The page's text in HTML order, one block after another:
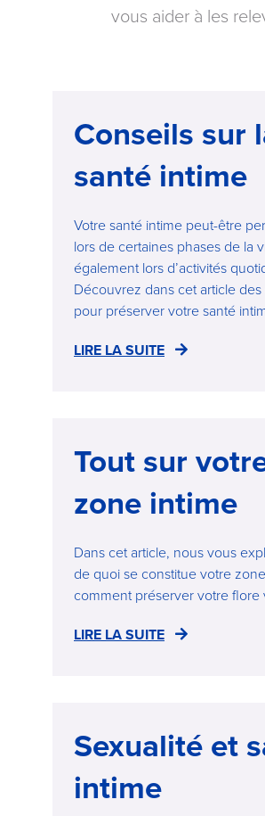
vous aider à les
Conseils sur
santé intime
Votre santé intime peut-être
lors de certaines phases de la
également lors d’activités
Découvrez dans cet article
pour préserver votre santé
LIRE LA SUITE
Tout sur
zone intime
Dans cet article, nous vous
de quoi se constitue votre
comment préserver votre flore
LIRE LA SUITE
Sexualité et
intime